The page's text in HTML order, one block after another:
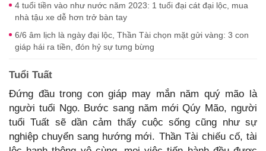
4 tuổi tiền vào như nước năm 2023: 1 tuổi đại cát đại lộc, mua
nhà tậu xe dễ hơn trở bàn tay
6/6 âm lịch là ngày đại lộc, Thần Tài chọn mặt gửi vàng: 3 con
giáp hái ra tiền, đón hỷ sự tưng bừng
Tuổi Tuất
Đứng đầu trong con giáp may mắn năm quý mão là
người tuổi Ngọ. Bước sang năm mới Qúy Mão, người
tuổi Tuất sẽ dần cảm thấy cuộc sống cũng như sự
nghiệp chuyển sang hướng mới. Thần Tài chiếu cố, tài